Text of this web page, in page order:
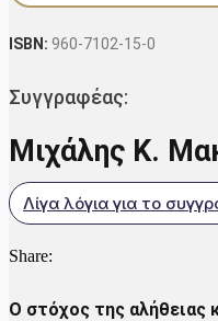
θρησκείας
ISBN: 960-7102-15-0
Συγγραφέας:
Μιχάλης Κ.
Λίγα λόγια για το
Share:
Ο στόχος της αλήθειας